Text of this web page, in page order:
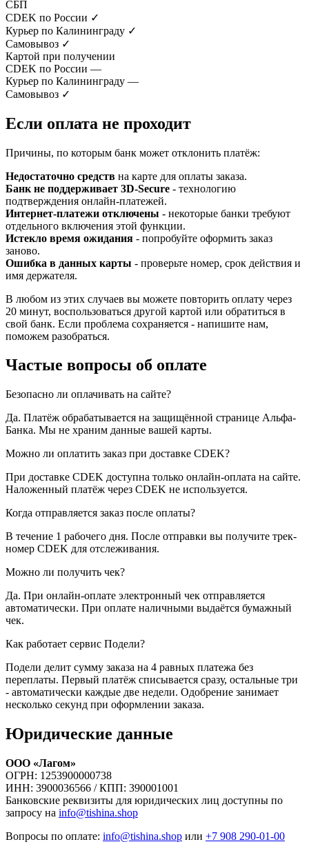
СБП
CDEK по России ✓
Курьер по Калининграду ✓
Самовывоз ✓
Картой при получении
CDEK по России —
Курьер по Калининграду —
Самовывоз ✓
Если оплата не проходит
Причины, по которым банк может отклонить платёж:
Недостаточно средств на карте для оплаты заказа.
Банк не поддерживает 3D-Secure - технологию
подтверждения онлайн-платежей.
Интернет-платежи отключены - некоторые банки требуют
отдельного включения этой функции.
Истекло время ожидания - попробуйте оформить заказ
заново.
Ошибка в данных карты - проверьте номер, срок действия и
имя держателя.
В любом из этих случаев вы можете повторить оплату через
20 минут, воспользоваться другой картой или обратиться в
свой банк. Если проблема сохраняется - напишите нам,
поможем разобраться.
Частые вопросы об оплате
Безопасно ли оплачивать на сайте?
Да. Платёж обрабатывается на защищённой странице Альфа-
Банка. Мы не храним данные вашей карты.
Можно ли оплатить заказ при доставке CDEK?
При доставке CDEK доступна только онлайн-оплата на сайте.
Наложенный платёж через CDEK не используется.
Когда отправляется заказ после оплаты?
В течение 1 рабочего дня. После отправки вы получите трек-
номер CDEK для отслеживания.
Можно ли получить чек?
Да. При онлайн-оплате электронный чек отправляется
автоматически. При оплате наличными выдаётся бумажный
чек.
Как работает сервис Подели?
Подели делит сумму заказа на 4 равных платежа без
переплаты. Первый платёж списывается сразу, остальные три
- автоматически каждые две недели. Одобрение занимает
несколько секунд при оформлении заказа.
Юридические данные
ООО «Лагом»
ОГРН: 1253900000738
ИНН: 3900036566 / КПП: 390001001
Банковские реквизиты для юридических лиц доступны по
запросу на info@tishina.shop
Вопросы по оплате: info@tishina.shop или +7 908 290-01-00